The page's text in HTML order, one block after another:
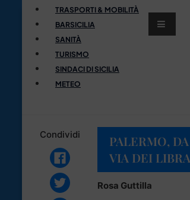
TRASPORTI & MOBILITÀ
BARSICILIA
SANITÀ
TURISMO
SINDACI DI SICILIA
METEO
Condividi
PALERMO,
VIA DEI
Rosa Guttilla